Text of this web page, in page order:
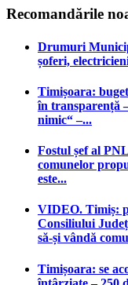
Recomandările
Drumuri
șoferi,
Timișoara:
în transparență
nimic“ –...
Fostul șef al
comunelor
este...
VIDEO. Timiș:
Consiliului
să-și vândă
Timișoara: se